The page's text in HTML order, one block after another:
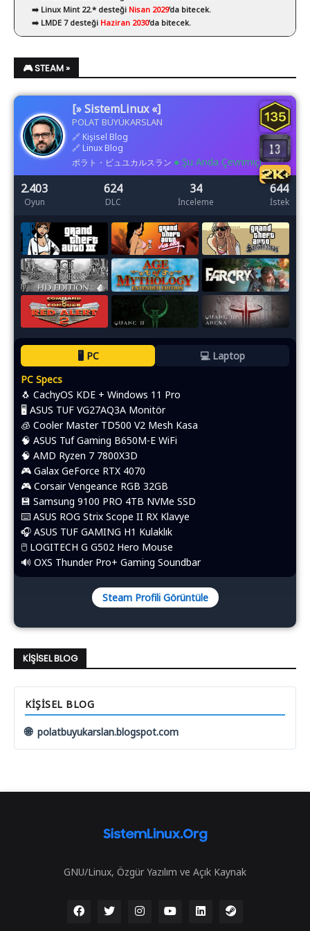
➡️ Linux Mint 22.* desteği Nisan 2029’da bitecek.
➡️ LMDE 7 desteği Haziran 2030’da bitecek.
🎮 STEAM »
[» SistemLinux «]
POLAT BÜYÜKARSLAN
🔗 Kişisel Blog
🔗 Linux Blog
ポラト・ビュユカルスラン ● Şu Anda Çevrimiçi
2.403
Oyun
624
DLC
34
İnceleme
644
İstek
🖥️ PC
💻 Laptop
PC Specs
🐧 CachyOS KDE + Windows 11 Pro
🖥️ ASUS TUF VG27AQ3A Monitör
🧊 Cooler Master TD500 V2 Mesh Kasa
🧠 ASUS Tuf Gaming B650M-E WiFi
🧠 AMD Ryzen 7 7800X3D
🎮 Galax GeForce RTX 4070
🎮 Corsair Vengeance RGB 32GB
💾 Samsung 9100 PRO 4TB NVMe SSD
⌨️​ ASUS ROG Strix Scope II RX Klavye
🎧 ASUS TUF GAMING H1 Kulaklık
🖱️​ LOGITECH G G502 Hero Mouse
🔊 OXS Thunder Pro+ Gaming Soundbar
Steam Profili Görüntüle
KIŞISEL BLOG
KIŞISEL BLOG
🌐 polatbuyukarslan.blogspot.com
GNU/Linux, Özgür Yazılım ve Açık Kaynak